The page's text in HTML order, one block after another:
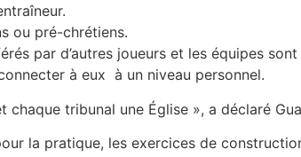
ou pré-chrétiens.
par d’autres joueurs et les équipes
à eux à un niveau personnel.
tribunal une Église », a déclaré
la pratique, les exercices de